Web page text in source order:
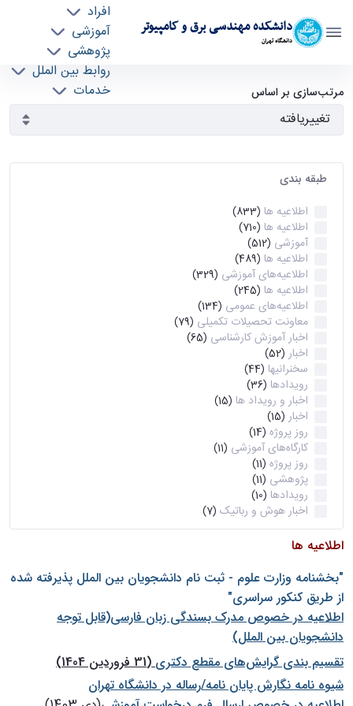
دانشکده مهندسی برق و کامپیوتر
دانشگاه تهران
افراد
آموزشی
پژوهشی
روابط بین الملل
خدمات
آرشیو اطلاعیه ها - ece- دانشکده مهندسی برق و
کامپیوتر
مرتب‌سازی بر اساس
طبقه بندی
اطلاعیه ها (833)
اطلاعیه ها (710)
آموزشی (512)
اطلاعیه ها (489)
اطلاعیه‌های‌ آموزشی (329)
اطلاعیه ها (245)
اطلاعیه‌های عمومی (134)
معاونت تحصیلات تکمیلی (79)
اخبار آموزش کارشناسی (65)
اخبار (52)
سخنرانیها (44)
رویدادها (36)
اخبار و رویداد ها (15)
اخبار (15)
روز پروژه (14)
کارگاه‌های آموزشی (11)
روز پروژه (11)
پژوهشی (11)
رویدادها (10)
اخبار هوش و رباتیک (7)
اطلاعیه ها
"بخشنامه وزارت علوم - ثبت نام دانشجويان بين الملل پذيرفته شده
از طريق كنكور سراسری"
اطلاعیه در خصوص مدرک بسندگی زبان فارسی(قابل توجه
دانشجویان بین الملل)
تقسیم بندی گرایش‌های مقطع دکتری(31 فروردین 1404)
شيوه نامه نگارش پايان نامه/رساله در دانشگاه تهران